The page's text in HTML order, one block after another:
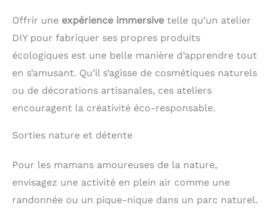
Offrir une expérience immersive telle qu’un atelier
DIY pour fabriquer ses propres produits
écologiques est une belle manière d’apprendre tout
en s’amusant. Qu’il s’agisse de cosmétiques naturels
ou de décorations artisanales, ces ateliers
encouragent la créativité éco-responsable.
Sorties nature et détente
Pour les mamans amoureuses de la nature,
envisagez une activité en plein air comme une
randonnée ou un pique-nique dans un parc naturel.